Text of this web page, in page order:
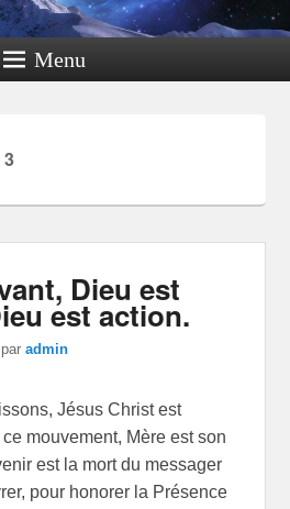
Menu
Dieu est
est action.
paradmin
Jésus Christ est
mouvement, Mère est son
est la mort du messager
pour honorer la Présence